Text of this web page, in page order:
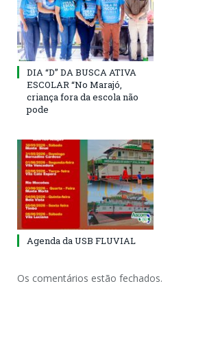
DIA “D” DA BUSCA ATIVA
ESCOLAR “No Marajó,
criança fora da escola não
pode
Agenda da USB FLUVIAL
Os comentários estão fechados.